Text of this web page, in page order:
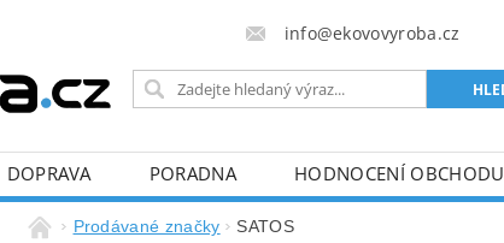
info@ekovovyroba.cz
DOPRAVA PORADNA HODNOCENÍ OBCHODU
Prodávané značky SATOS